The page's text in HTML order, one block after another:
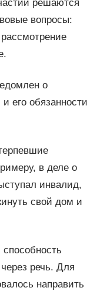
решаются
вопросы:
о
его обязанности
в деле о
инвалид,
свой дом и
речь. Для
направить